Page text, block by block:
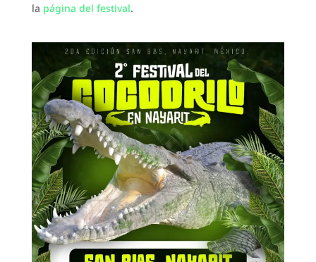
la página del festival.